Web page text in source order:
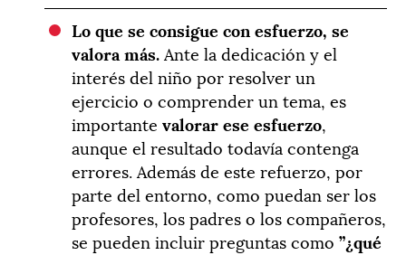
Lo que se consigue con esfuerzo, se
valora más.Ante la dedicación y el
interés del niño por resolver un
ejercicio o comprender un tema, es
importantevalorar ese esfuerzo,
aunque el resultado todavía contenga
errores. Además de este refuerzo, por
parte del entorno, como puedan ser los
profesores, los padres o los compañeros,
se pueden incluir preguntas como”¿qué